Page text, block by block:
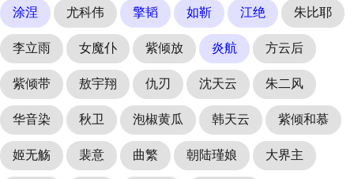
涂涅 尤科伟 擎韬 如靳 江绝 朱比耶
李立雨 女魔仆 紫倾放 炎航 方云后
紫倾带 敖宇翔 仇刃 沈天云 朱二风
华音染 秋卫 泡椒黄瓜 韩天云 紫倾和慕
姬无觞 裴意 曲繁 朝陆瑾娘 大界主